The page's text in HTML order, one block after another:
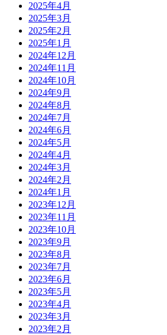
2025年4月
2025年3月
2025年2月
2025年1月
2024年12月
2024年11月
2024年10月
2024年9月
2024年8月
2024年7月
2024年6月
2024年5月
2024年4月
2024年3月
2024年2月
2024年1月
2023年12月
2023年11月
2023年10月
2023年9月
2023年8月
2023年7月
2023年6月
2023年5月
2023年4月
2023年3月
2023年2月